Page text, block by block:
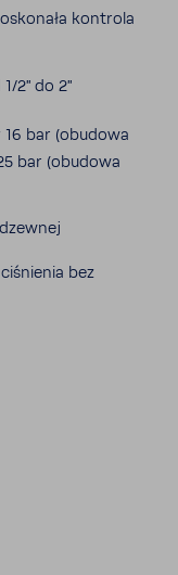
kontrola
2" do 2"
16 bar (obudowa
bar (obudowa
bez